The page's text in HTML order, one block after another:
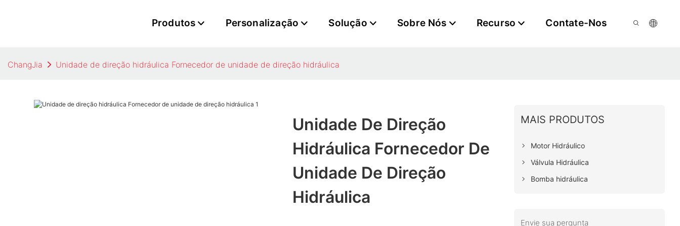
Produtos Personalização Solução Sobre Nós Recurso Contate-Nos
ChangJia Unidade de direção hidráulica Fornecedor de unidade de direção hidráulica
Unidade De Direção
Hidráulica Fornecedor De
Unidade De Direção
Hidráulica
MAIS PRODUTOS
Motor Hidráulico
Válvula Hidráulica
Bomba hidráulica
Envie sua pergunta